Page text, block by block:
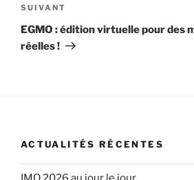
Article
suivant
SUIVANT
EGMO : édition virtuelle pour des
réelles !
ACTUALITÉS RÉCENTES